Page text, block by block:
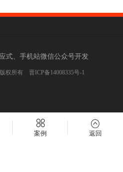
式、手机站微信公众号开发
版权所有 晋ICP备14008335号-1
案例 返回